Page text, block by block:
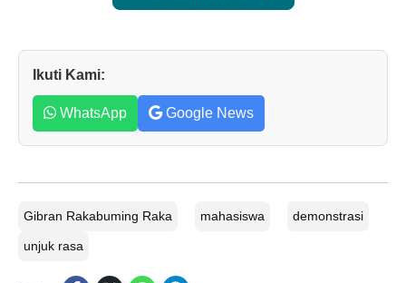
Ikuti Kami:
WhatsApp Google News
Gibran Rakabuming Raka mahasiswa demonstrasi
unjuk rasa